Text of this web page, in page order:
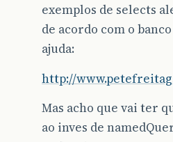
exemplos de selects
de acordo com o
ajuda:
http://
Mas acho que vai ter
ao inves de